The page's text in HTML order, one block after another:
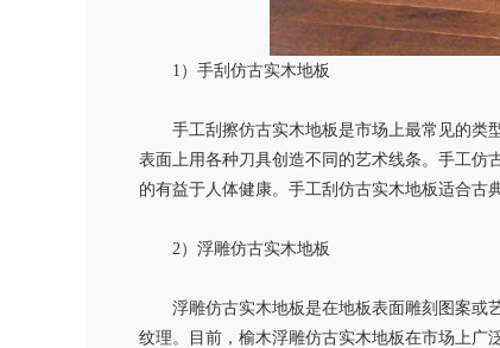
1 ）手刮仿古实木地板
手工刮擦仿古实木地板是市场上最常见的类
表面上用各种刀具创造不同的艺术线条。手工仿
的有益于人体健康。手工刮仿古实木地板适合古
2 ）浮雕仿古实木地板
浮雕仿古实木地板是在地板表面雕刻图案或
纹理。目前，榆木浮雕仿古实木地板在市场上广